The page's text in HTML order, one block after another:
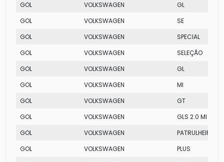
GOL
VOLKSWAGEN
GL
GOL
VOLKSWAGEN
SE
GOL
VOLKSWAGEN
SPECIAL
GOL
VOLKSWAGEN
SELEÇÃO
GOL
VOLKSWAGEN
GL
GOL
VOLKSWAGEN
MI
GOL
VOLKSWAGEN
GT
GOL
VOLKSWAGEN
GLS 2.0 MI
GOL
VOLKSWAGEN
PATRULHEIRO
GOL
VOLKSWAGEN
PLUS